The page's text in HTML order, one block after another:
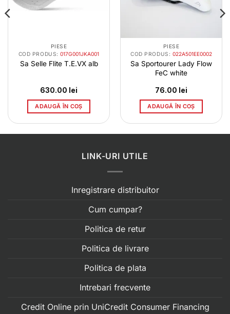
PIESE
COD PRODUS:017G001JKA001
Sa Selle Flite T.E.VX alb
630.00 lei
ADAUGĂ ÎN COȘ
PIESE
COD PRODUS: 022A501EE0002
Sa Sportourer Lady Flow
FeC white
76.00 lei
ADAUGĂ ÎN COȘ
LINK-URI UTILE
Inregistrare distribuitor
Cum cumpar?
Politica de retur
Politica de livrare
Politica de plata
Intrebari frecvente
Credit Online prin UniCredit Consumer Financing